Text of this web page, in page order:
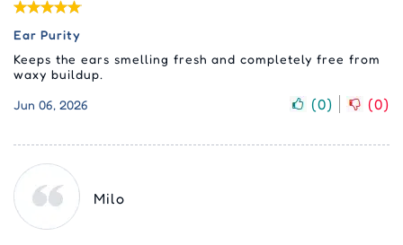
Ear Purity
Keeps the ears smelling fresh and completely free from
waxy buildup.
Jun 06, 2026
(0) (0)
Milo